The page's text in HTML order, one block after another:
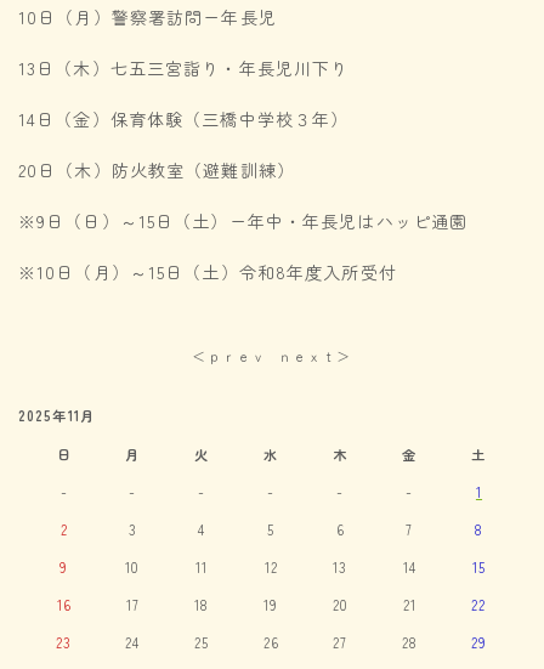
10日（月）警察署訪問ー年長児
13日（木）七五三宮詣り・年長児川下り
14日（金）保育体験（三橋中学校３年）
20日（木）防火教室（避難訓練）
※9日（日）～15日（土）ー年中・年長児はハッピ通園
※10日（月）～15日（土）令和8年度入所受付
＜ｐｒｅｖ ｎｅｘｔ＞
2025年11月
日
月 火 水 木 金
土
-
- - - - -
1
2
3 4 5 6 7
8
9
10 11 12 13 14
15
16
17 18 19 20 21
22
23
24 25 26 27 28
29